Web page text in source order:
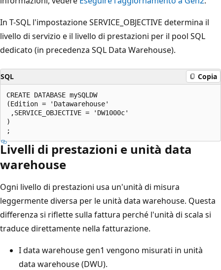
In T-SQL l'impostazione SERVICE_OBJECTIVE determina il
livello di servizio e il livello di prestazioni per il pool SQL
dedicato (in precedenza SQL Data Warehouse).
SQL Copia
CREATE DATABASE mySQLDW
(Edition = 'Datawarehouse'
,SERVICE_OBJECTIVE = 'DW1000c'
)
Livelli di prestazioni e unità data
warehouse
Ogni livello di prestazioni usa un'unità di misura
leggermente diversa per le unità data warehouse. Questa
differenza si riflette sulla fattura perché l'unità di scala si
traduce direttamente nella fatturazione.
I data warehouse gen1 vengono misurati in unità
data warehouse (DWU).